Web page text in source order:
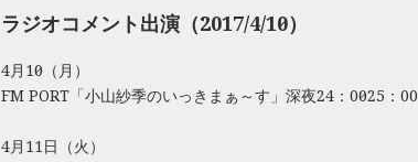
ラジオコメント出演（2017/4/10～）
4月10日（月）
FM PORT「小山紗季のいっきまぁ～す」深夜24：00～25：00
4月11日（火）